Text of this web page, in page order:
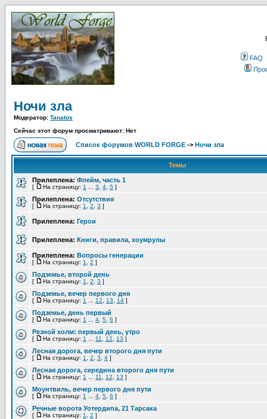
FAQ
Ночи зла
Модератор: Tanatos
Сейчас этот форум просматривают: Нет
Список форумов WORLD FORGE -> Ночи зла
Темы
Прилеплена: Флейм, часть 1
[ На страницу: 1 3 4 5 ]
Прилеплена: Отсутствия
[ На страницу: 1 2 3 ]
Прилеплена: Герои
Прилеплена: Книги, правила, хоумрулы
Прилеплена: Вопросы генерации
[ На страницу: 1 2 ]
Подземье, второй день
[ На страницу: 1 2 3 ]
Подземье, вечер первого дня
[ На страницу: 1 12 13 14 ]
Подземье, день первый
[ На страницу: 1 4 5 6 ]
Резной холм: первый день, утро
[ На страницу: 1 11 12 13 ]
Лесная дорога, вечер второго дня пути
[ На страницу: 1 2 3 4 ]
Лесная дорога, середина второго дня пути
[ На страницу: 1 11 12 13 ]
Моунтвиль, вечер первого дня пути
[ На страницу: 1 4 5 6 ]
Речные ворота Уотердипа, 21 Тарсака
[ На страницу: 1 2 ]